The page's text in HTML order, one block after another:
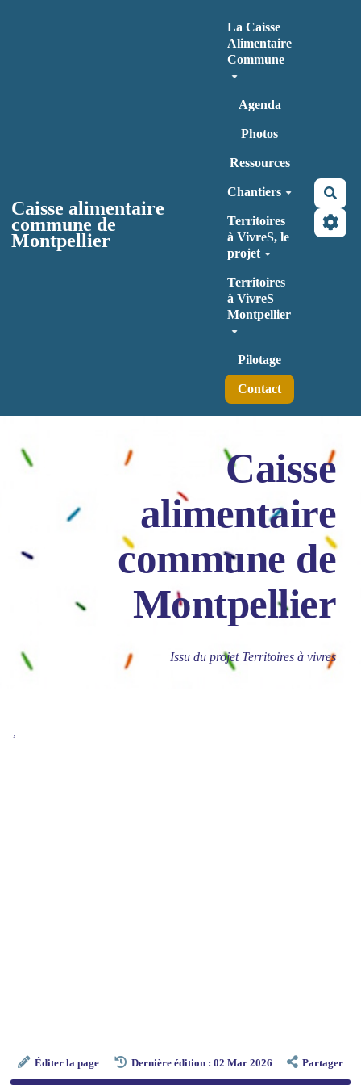
Caisse alimentaire
commune de
Montpellier
La Caisse
Alimentaire
Commune
Agenda
Photos
Ressources
Chantiers
Territoires
à VivreS, le
projet
Territoires
à VivreS
Montpellier
Pilotage
Contact
Caisse
alimentaire
commune de
Montpellier
Issu du projet Territoires à vivres
,
Éditer la page Dernière édition : 02 Mar 2026 Partager